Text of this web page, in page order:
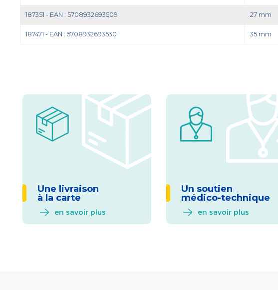
187351 - EAN : 5708932693509 27 mm
187471 - EAN : 5708932693530 35 mm
Une livraison
à la carte
en savoir plus
Un soutien
médico-technique
en savoir plus